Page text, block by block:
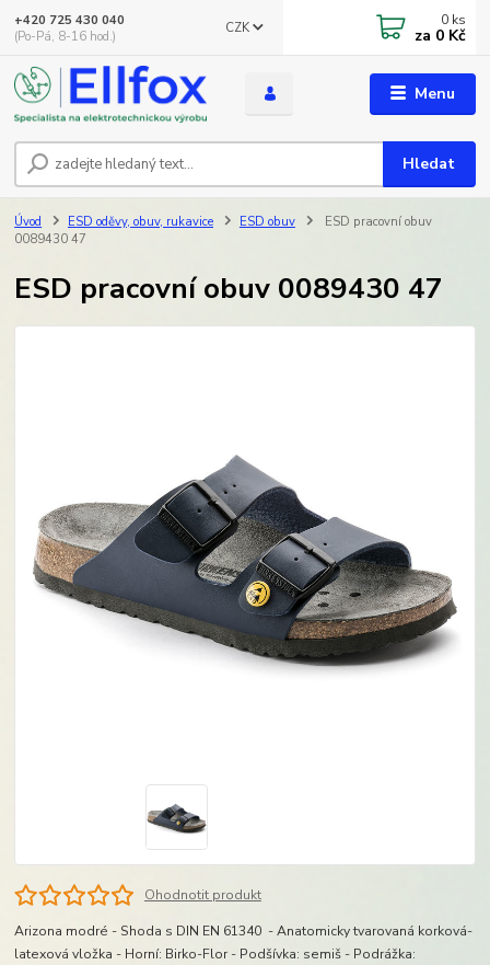
Menu
CZK
Hledat
+420 725 430 040
(Po-Pá, 8-16 hod.)
0 ks
za 0 Kč
Úvod ESD oděvy, obuv, rukavice ESD obuv
ESD pracovní obuv
0089430 47
ESD pracovní obuv 0089430 47
Ohodnotit produkt
Arizona modré - Shoda s DIN EN 61340 - Anatomicky tvarovaná korková-
latexová vložka - Horní: Birko-Flor - Podšívka: semiš - Podrážka: